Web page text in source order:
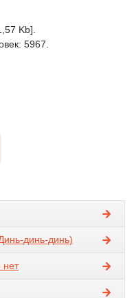
Kb].
5967.
динь-динь)
нет